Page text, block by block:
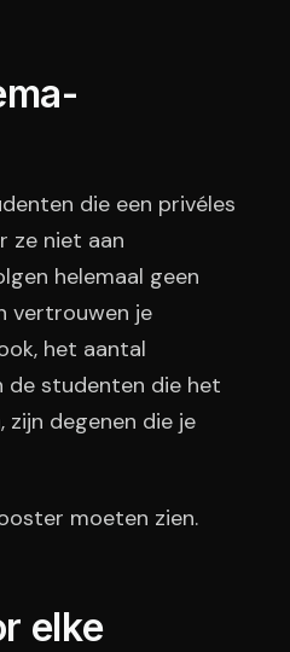
die een privéles
ze niet aan
helemaal geen
vertrouwen je
het aantal
de studenten die het
degenen die je
moeten zien.
elke